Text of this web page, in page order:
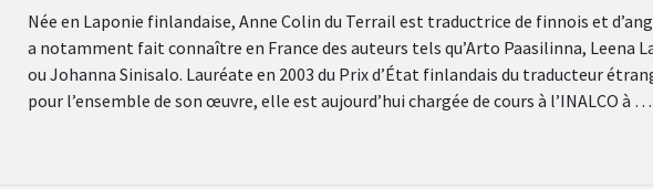
Née en Laponie finlandaise, Anne Colin du Terrail est traductrice de finnois et
a notamment fait connaître en France des auteurs tels qu’Arto Paasilinna, Leena
ou Johanna Sinisalo. Lauréate en 2003 du Prix d’État finlandais du traducteur
pour l’ensemble de son œuvre, elle est aujourd’hui chargée de cours à l’INALCO à …